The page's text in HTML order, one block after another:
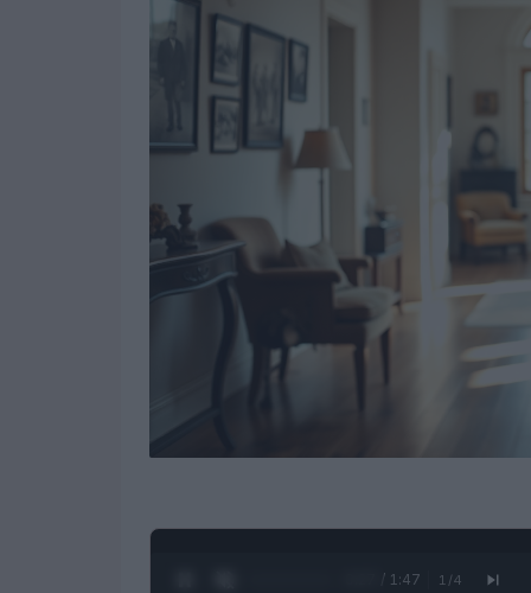
0:28 / 1:47 1 /4